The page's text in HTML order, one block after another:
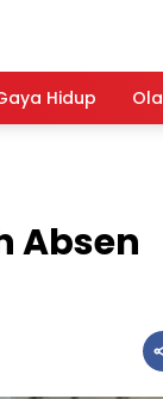
Hidup
Absen